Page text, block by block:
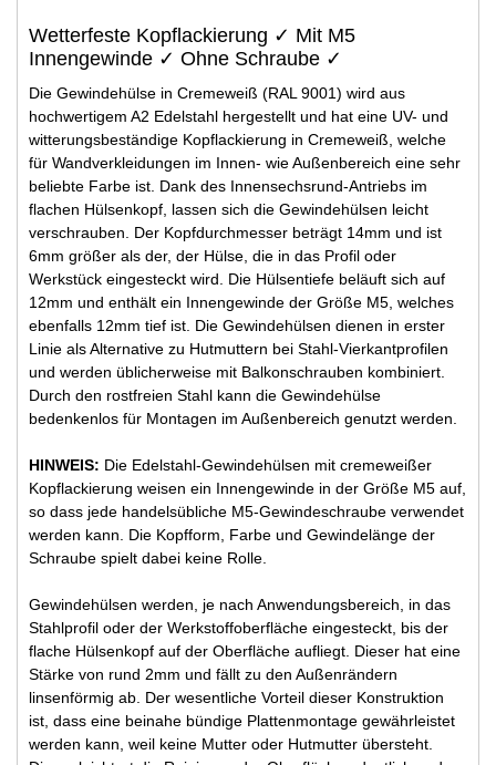
Wetterfeste Kopflackierung ✓ Mit M5
Innengewinde ✓ Ohne Schraube ✓
Die Gewindehülse in Cremeweiß (RAL 9001) wird aus
hochwertigem A2 Edelstahl hergestellt und hat eine UV- und
witterungsbeständige Kopflackierung in Cremeweiß, welche
für Wandverkleidungen im Innen- wie Außenbereich eine sehr
beliebte Farbe ist. Dank des Innensechsrund-Antriebs im
flachen Hülsenkopf, lassen sich die Gewindehülsen leicht
verschrauben. Der Kopfdurchmesser beträgt 14mm und ist
6mm größer als der, der Hülse, die in das Profil oder
Werkstück eingesteckt wird. Die Hülsentiefe beläuft sich auf
12mm und enthält ein Innengewinde der Größe M5, welches
ebenfalls 12mm tief ist. Die Gewindehülsen dienen in erster
Linie als Alternative zu Hutmuttern bei Stahl-Vierkantprofilen
und werden üblicherweise mit Balkonschrauben kombiniert.
Durch den rostfreien Stahl kann die Gewindehülse
bedenkenlos für Montagen im Außenbereich genutzt werden.
HINWEIS: Die Edelstahl-Gewindehülsen mit cremeweißer
Kopflackierung weisen ein Innengewinde in der Größe M5 auf,
so dass jede handelsübliche M5-Gewindeschraube verwendet
werden kann. Die Kopfform, Farbe und Gewindelänge der
Schraube spielt dabei keine Rolle.
Gewindehülsen werden, je nach Anwendungsbereich, in das
Stahlprofil oder der Werkstoffoberfläche eingesteckt, bis der
flache Hülsenkopf auf der Oberfläche aufliegt. Dieser hat eine
Stärke von rund 2mm und fällt zu den Außenrändern
linsenförmig ab. Der wesentliche Vorteil dieser Konstruktion
ist, dass eine beinahe bündige Plattenmontage gewährleistet
werden kann, weil keine Mutter oder Hutmutter übersteht.